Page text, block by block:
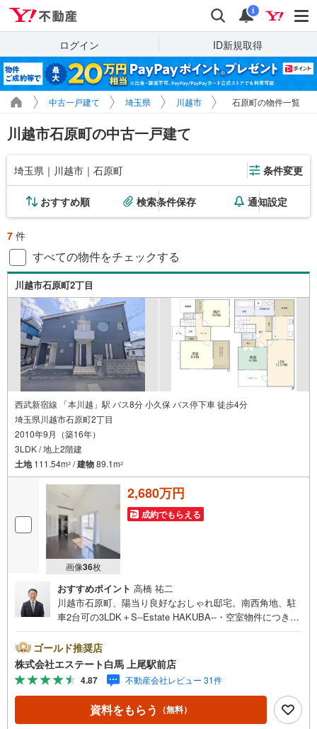
検索 通知
i
ログイン ID新規取得
中古一戸建て 埼玉県 川越市 石原町の物件一覧
川越市石原町の中古一戸建て
埼玉県｜川越市｜石原町 条件変更
おすすめ順 検索条件保存 通知設定
7 件
すべての物件をチェックする
川越市石原町2丁目
西武新宿線 「本川越」駅 バス8分 小久保 バス停下車 徒歩4分
埼玉県川越市石原町2丁目
2010年9月（築16年）
3LDK / 地上2階建
土地111.54m2 /建物89.1m2
画像36枚
2,680万円
成約でもらえる
おすすめポイント 高橋 祐二
川越市石原町、陽当り良好なおしゃれ邸宅。南西角地、駐
車2台可の3LDK＋S--Estate HAKUBA--・空室物件につき、
好。開放的な毎日を実感。・南側4M道路に面した整形地。
車の出し入れも楽々。・お車は並列で2台駐車可能。来客時
も安心の広さ。・開放感ある吹抜け。リビングが明るく広
く感じます。・収納力のあるWICを完備。室内をスッキリ
保てます。Public Relations ----◇弊社は中古設備にも修理
サービスを無料で付保します。◇リフォームもグループ会
ゴールド推奨店
株式会社エステート白馬 上尾駅前店
4.87 不動産会社レビュー 31件
資料をもらう （無料）